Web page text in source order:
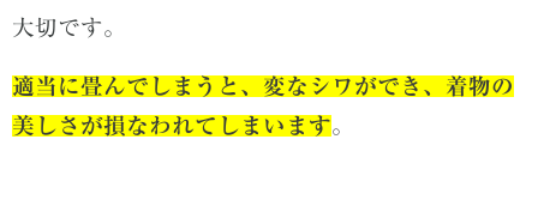
大切です。
適当に畳んでしまうと、変なシワができ、着物の
美しさが損なわれてしまいます。